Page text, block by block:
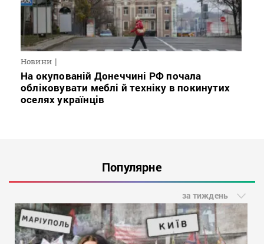
Новини
На окупованій Донеччині РФ почала
обліковувати меблі й техніку в покинутих
оселях українців
Популярне
за тиждень